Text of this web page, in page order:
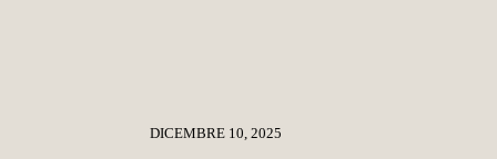
DICEMBRE 10, 2025